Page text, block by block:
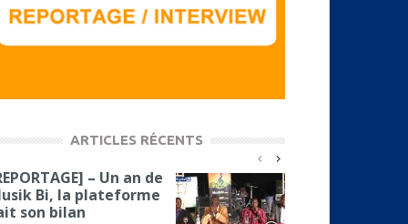
ARTICLES RÉCENTS
– Un an de
Bi, la plateforme
son bilan